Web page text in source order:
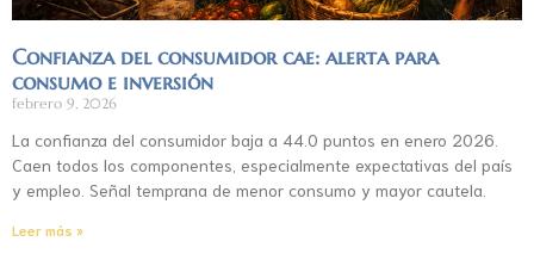
Confianza del consumidor cae: alerta para
consumo e inversión
febrero 9, 2026
La confianza del consumidor baja a 44.0 puntos en enero 2026.
Caen todos los componentes, especialmente expectativas del país
y empleo. Señal temprana de menor consumo y mayor cautela.
Leer más »